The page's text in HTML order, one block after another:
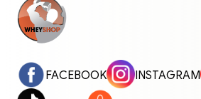
Nhập tên đăng nhập/email và mật
đăng nhập.
FACEBOOK INSTAGRAM